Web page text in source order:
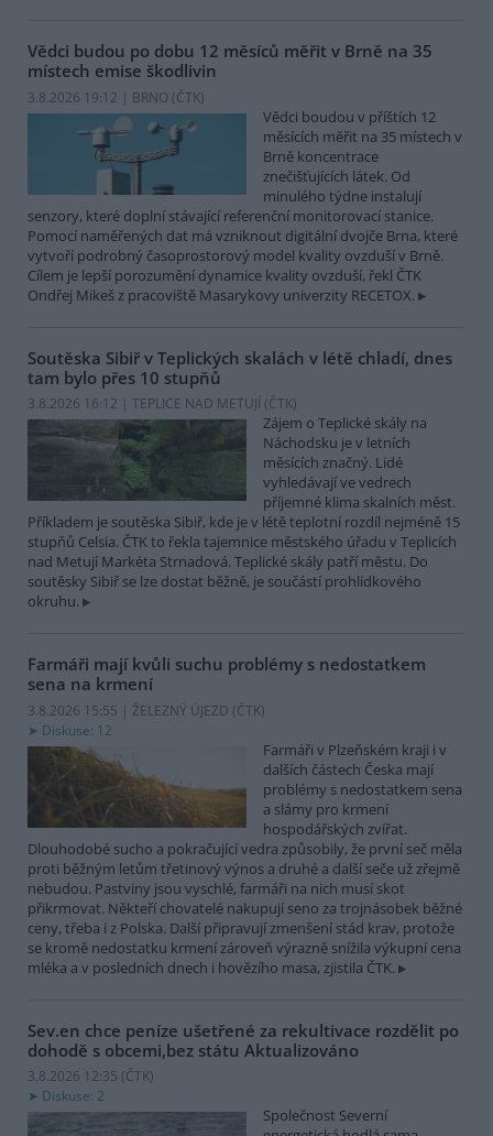
Vědci budou po dobu 12 měsíců měřit v Brně na 35
místech emise škodlivin
3.8.2026 19:12 | BRNO (ČTK)
Vědci boudou v příštích 12
měsících měřit na 35 místech v
Brně koncentrace
znečišťujících látek. Od
minulého týdne instalují
senzory, které doplní stávající referenční monitorovací stanice.
Pomocí naměřených dat má vzniknout digitální dvojče Brna, které
vytvoří podrobný časoprostorový model kvality ovzduší v Brně.
Cílem je lepší porozumění dynamice kvality ovzduší, řekl ČTK
Ondřej Mikeš z pracoviště Masarykovy univerzity RECETOX.
Soutěska Sibiř v Teplických skalách v létě chladí, dnes
tam bylo přes 10 stupňů
3.8.2026 16:12 | TEPLICE NAD METUJÍ (ČTK)
Zájem o Teplické skály na
Náchodsku je v letních
měsících značný. Lidé
vyhledávají ve vedrech
příjemné klima skalních měst.
Příkladem je soutěska Sibiř, kde je v létě teplotní rozdíl nejméně 15
stupňů Celsia. ČTK to řekla tajemnice městského úřadu v Teplicích
nad Metují Markéta Strnadová. Teplické skály patří městu. Do
soutěsky Sibiř se lze dostat běžně, je součástí prohlídkového
okruhu.
Farmáři mají kvůli suchu problémy s nedostatkem
sena na krmení
3.8.2026 15:55 | ŽELEZNÝ ÚJEZD (ČTK)
Diskuse: 12
Farmáři v Plzeňském kraji i v
dalších částech Česka mají
problémy s nedostatkem sena
a slámy pro krmení
hospodářských zvířat.
Dlouhodobé sucho a pokračující vedra způsobily, že první seč měla
proti běžným letům třetinový výnos a druhé a další seče už zřejmě
nebudou. Pastviny jsou vyschlé, farmáři na nich musí skot
přikrmovat. Někteří chovatelé nakupují seno za trojnásobek běžné
ceny, třeba i z Polska. Další připravují zmenšení stád krav, protože
se kromě nedostatku krmení zároveň výrazně snížila výkupní cena
mléka a v posledních dnech i hovězího masa, zjistila ČTK.
Sev.en chce peníze ušetřené za rekultivace rozdělit po
dohodě s obcemi,bez státu Aktualizováno
3.8.2026 12:35 (ČTK)
Diskuse: 2
Společnost Severní